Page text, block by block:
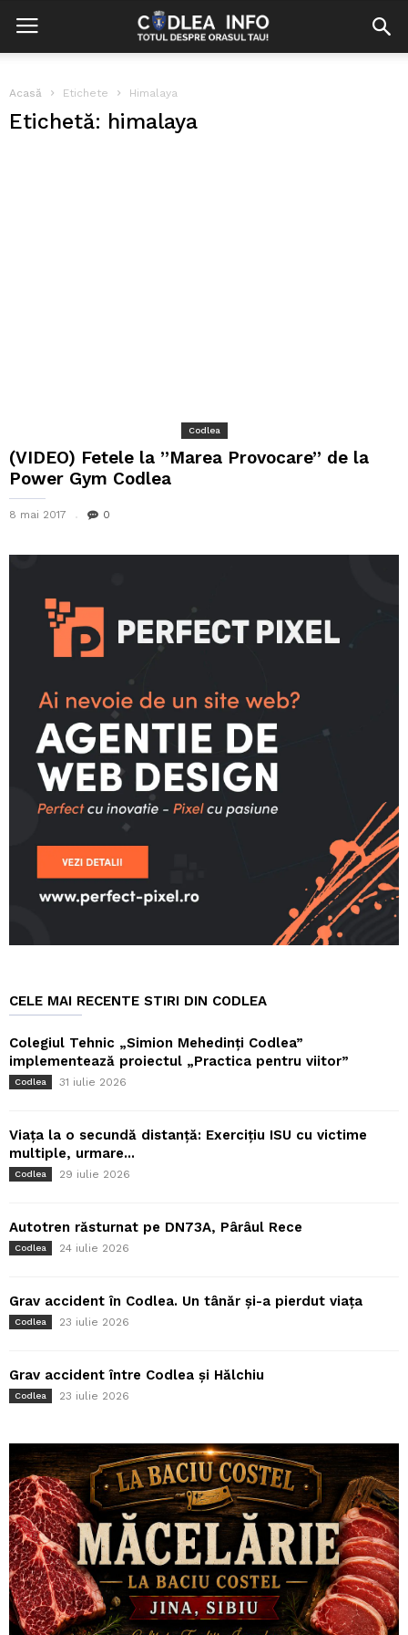
Acasă Etichete Himalaya
Etichetă: himalaya
Codlea
(VIDEO) Fetele la ”Marea Provocare” de la
Power Gym Codlea
8 mai 2017 0
CELE MAI RECENTE STIRI DIN CODLEA
Colegiul Tehnic „Simion Mehedinți Codlea”
implementează proiectul „Practica pentru viitor”
Codlea 31 iulie 2026
Viața la o secundă distanță: Exercițiu ISU cu victime
multiple, urmare...
Codlea 29 iulie 2026
Autotren răsturnat pe DN73A, Pârâul Rece
Codlea 24 iulie 2026
Grav accident în Codlea. Un tânăr și-a pierdut viața
Codlea 23 iulie 2026
Grav accident între Codlea și Hălchiu
Codlea 23 iulie 2026